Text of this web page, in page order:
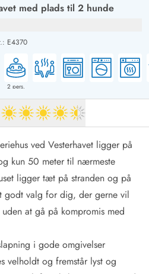
med plads til 2 hunde
E4370
2 pers.
4.5 ud af 5
ved Vesterhavet ligger på
kun 50 meter til nærmeste
ligger tæt på stranden og på
godt valg for dig, der gerne vil
at gå på kompromis med
i gode omgivelser
velholdt og fremstår lyst og